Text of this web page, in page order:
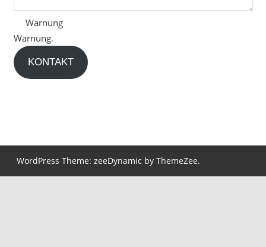
Warnung
Warnung.
KONTAKT
WordPress Theme: zeeDynamic by ThemeZee.